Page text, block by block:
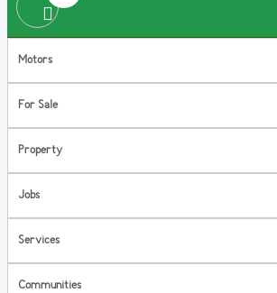
Motors
For Sale
Property
Jobs
Services
Communities